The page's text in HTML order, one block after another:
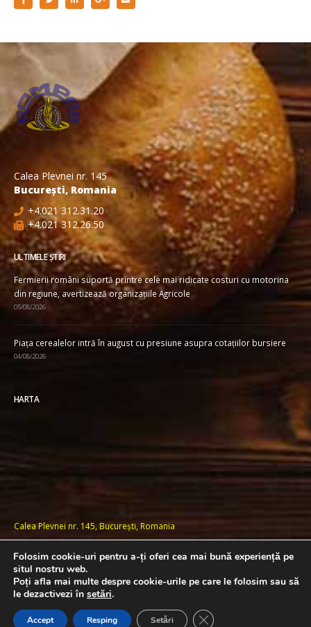
Calea Plevnei nr. 145
București, Romania
+4.021 312.31.20
+4.021 312.26.50
ULTIMELE ȘTIRI
Fermierii români suportă printre cele mai ridicate costuri cu motorina
din regiune, avertizează organizațiile Agricole
05/08/2026
Piața cerealelor intră în august cu presiune asupra cotațiilor bursiere
04/08/2026
HARTA
Calea Plevnei nr. 145, București, Romania
Copyright 2023-2026 © ROMPAN | Powered by
tehnic@rompan.ro
Folosim cookie-uri pentru a-ți oferi cea mai bună experiență pe
situl nostru web.
Poți afla mai multe despre cookie-urile pe care le folosim sau să
le dezactivezi în setări.
Accept Resping Setări Close GDPR Cookie